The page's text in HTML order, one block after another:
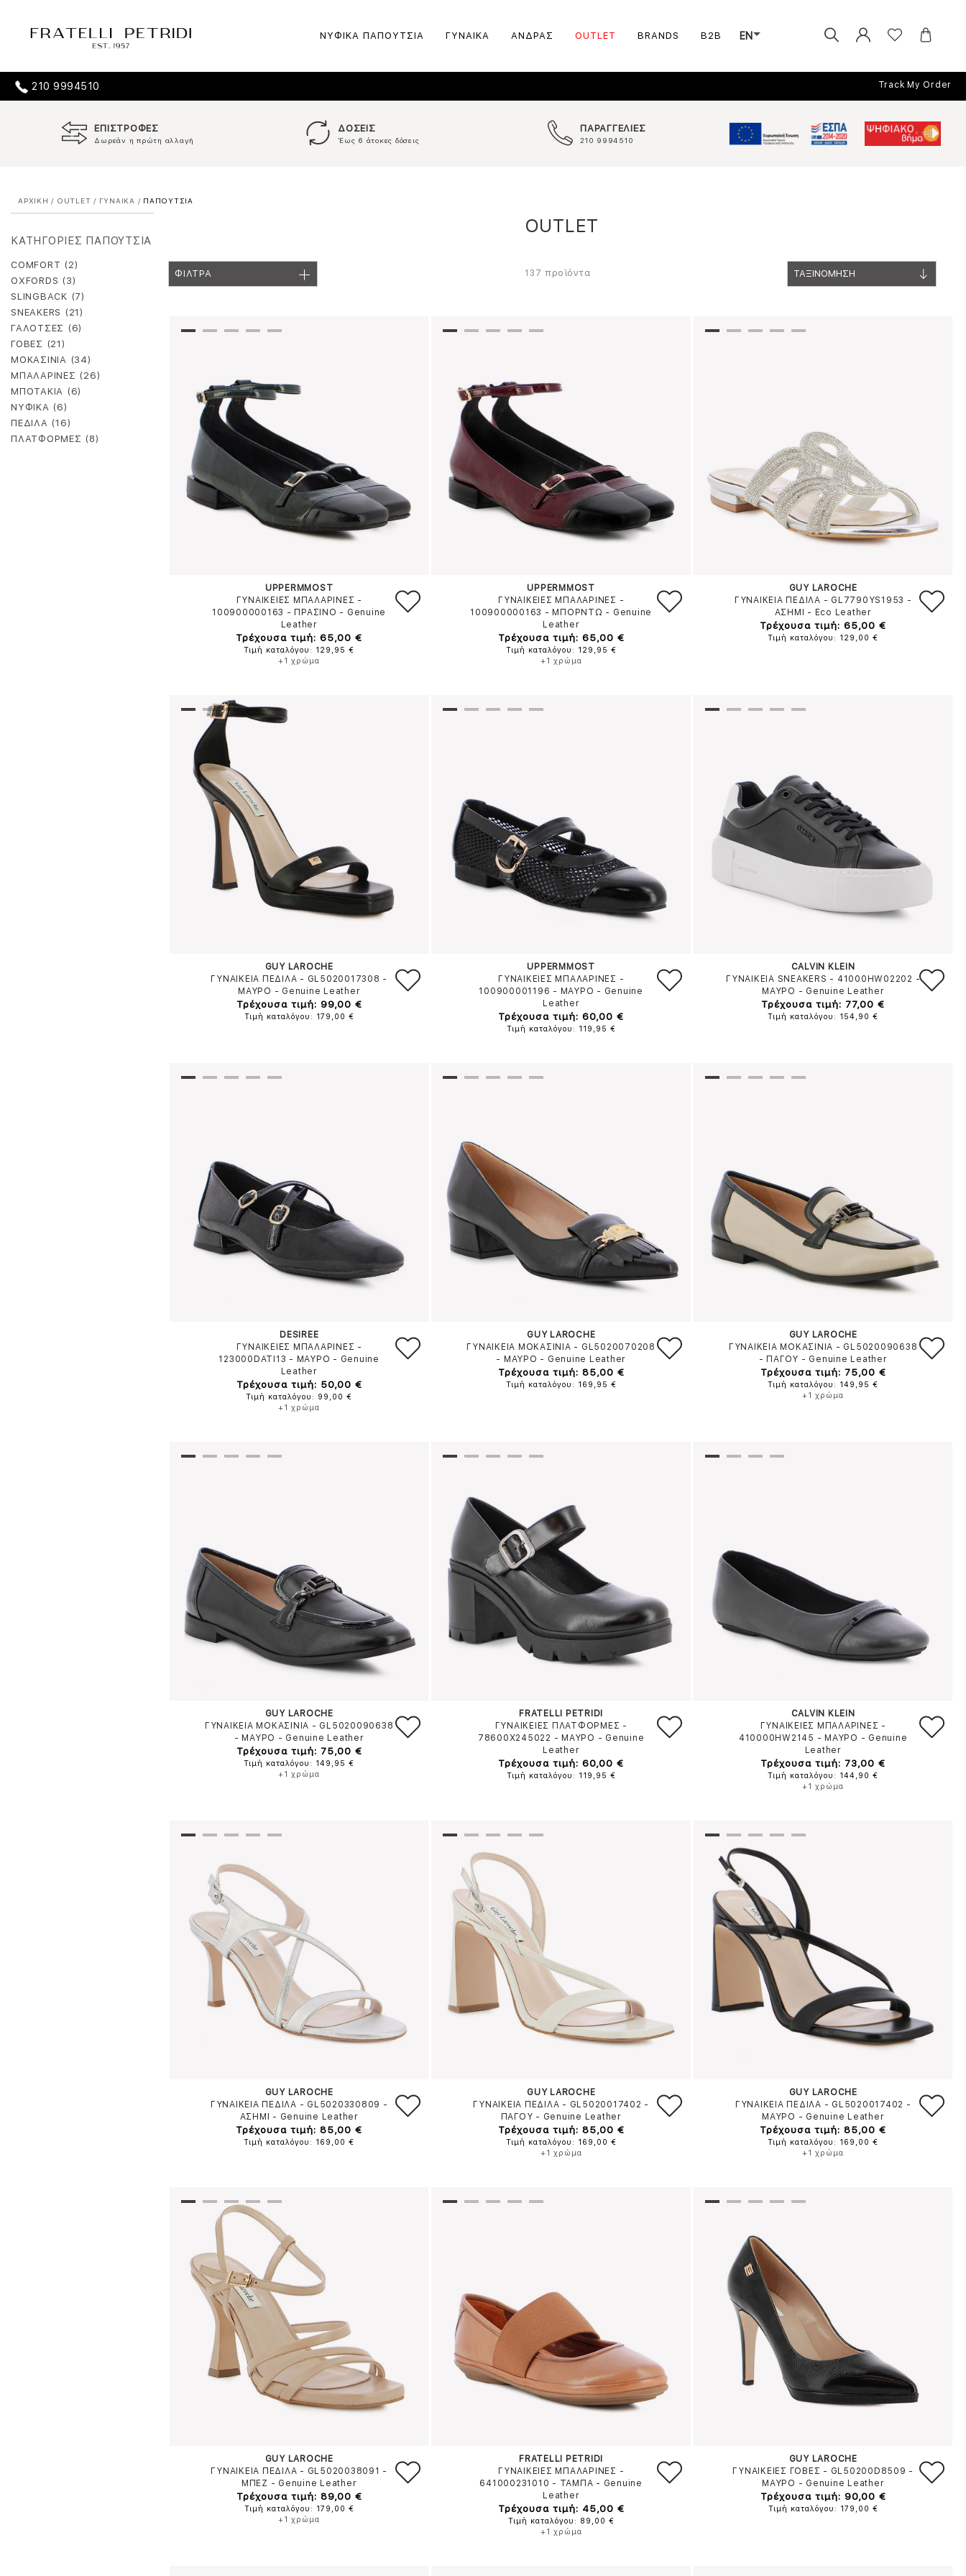
ΝΥΦΙΚΑ ΠΑΠΟΥΤΣΙΑ ΓΥΝΑΙΚΑ ΑΝΔΡΑΣ OUTLET BRANDS B2B EN
210 9994510 Track My Order
ΕΠΙΣΤΡΟΦΕΣ
Δωρεάν η πρώτη αλλαγή
ΔΟΣΕΙΣ
Έως 6 άτοκες δόσεις
ΠΑΡΑΓΓΕΛΙΕΣ
210 9994510
ΑΡΧΙΚΗ / OUTLET / ΓΥΝΑΙΚΑ / ΠΑΠΟΥΤΣΙΑ
ΚΑΤΗΓΟΡΙΕΣ ΠΑΠΟΥΤΣΙΑ
COMFORT (2)
OXFORDS (3)
SLINGBACK (7)
SNEAKERS (21)
ΓΑΛΟΤΣΕΣ (6)
ΓΟΒΕΣ (21)
ΜΟΚΑΣΙΝΙΑ (34)
ΜΠΑΛΑΡΙΝΕΣ (26)
ΜΠΟΤΑΚΙΑ (6)
ΝΥΦΙΚΑ (6)
ΠΕΔΙΛΑ (16)
ΠΛΑΤΦΟΡΜΕΣ (8)
OUTLET
ΦΙΛΤΡΑ 137 προϊόντα ΤΑΞΙΝΟΜΗΣΗ
UPPERMMOST
ΓΥΝΑΙΚΕΙΕΣ ΜΠΑΛΑΡΙΝΕΣ -
100900000163 - ΠΡΑΣΙΝΟ - Genuine
Leather
Τρέχουσα τιμή: 65,00 €
Τιμή καταλόγου: 129,95 €
+1 χρώμα
UPPERMMOST
ΓΥΝΑΙΚΕΙΕΣ ΜΠΑΛΑΡΙΝΕΣ -
100900000163 - ΜΠΟΡΝΤΩ - Genuine
Leather
Τρέχουσα τιμή: 65,00 €
Τιμή καταλόγου: 129,95 €
+1 χρώμα
GUY LAROCHE
ΓΥΝΑΙΚΕΙΑ ΠΕΔΙΛΑ - GL7790YS1953 -
ΑΣΗΜΙ
- Eco Leather
Τρέχουσα τιμή: 65,00 €
Τιμή καταλόγου: 129,00 €
GUY LAROCHE
ΓΥΝΑΙΚΕΙΑ ΠΕΔΙΛΑ - GL5020017308 -
ΜΑΥΡΟ - Genuine Leather
Τρέχουσα τιμή: 99,00 €
Τιμή καταλόγου: 179,00 €
UPPERMMOST
ΓΥΝΑΙΚΕΙΕΣ ΜΠΑΛΑΡΙΝΕΣ -
100900001196 - ΜΑΥΡΟ - Genuine
Leather
Τρέχουσα τιμή: 60,00 €
Τιμή καταλόγου: 119,95 €
CALVIN KLEIN
ΓΥΝΑΙΚΕΙΑ SNEAKERS - 41000HW02202 -
ΜΑΥΡΟ - Genuine Leather
Τρέχουσα τιμή: 77,00 €
Τιμή καταλόγου: 154,90 €
DESIREE
ΓΥΝΑΙΚΕΙΕΣ ΜΠΑΛΑΡΙΝΕΣ -
123000DATI13 - ΜΑΥΡΟ - Genuine
Leather
Τρέχουσα τιμή: 50,00 €
Τιμή καταλόγου: 99,00 €
+1 χρώμα
GUY LAROCHE
ΓΥΝΑΙΚΕΙΑ ΜΟΚΑΣΙΝΙΑ - GL5020070208
- ΜΑΥΡΟ - Genuine Leather
Τρέχουσα τιμή: 85,00 €
Τιμή καταλόγου: 169,95 €
GUY LAROCHE
ΓΥΝΑΙΚΕΙΑ ΜΟΚΑΣΙΝΙΑ - GL5020090638
- ΠΑΓΟΥ - Genuine Leather
Τρέχουσα τιμή: 75,00 €
Τιμή καταλόγου: 149,95 €
+1 χρώμα
GUY LAROCHE
ΓΥΝΑΙΚΕΙΑ ΜΟΚΑΣΙΝΙΑ - GL5020090638
- ΜΑΥΡΟ - Genuine Leather
Τρέχουσα τιμή: 75,00 €
Τιμή καταλόγου: 149,95 €
+1 χρώμα
FRATELLI PETRIDI
ΓΥΝΑΙΚΕΙΕΣ ΠΛΑΤΦΟΡΜΕΣ -
78600X245022 - ΜΑΥΡΟ - Genuine
Leather
Τρέχουσα τιμή: 60,00 €
Τιμή καταλόγου: 119,95 €
CALVIN KLEIN
ΓΥΝΑΙΚΕΙΕΣ ΜΠΑΛΑΡΙΝΕΣ -
410000HW2145 - ΜΑΥΡΟ - Genuine
Leather
Τρέχουσα τιμή: 73,00 €
Τιμή καταλόγου: 144,90 €
+1 χρώμα
GUY LAROCHE
ΓΥΝΑΙΚΕΙΑ ΠΕΔΙΛΑ - GL5020330809 -
ΑΣΗΜΙ
- Genuine Leather
Τρέχουσα τιμή: 85,00 €
Τιμή καταλόγου: 169,00 €
GUY LAROCHE
ΓΥΝΑΙΚΕΙΑ ΠΕΔΙΛΑ - GL5020017402 -
ΠΑΓΟΥ - Genuine Leather
Τρέχουσα τιμή: 85,00 €
Τιμή καταλόγου: 169,00 €
+1 χρώμα
GUY LAROCHE
ΓΥΝΑΙΚΕΙΑ ΠΕΔΙΛΑ - GL5020017402 -
ΜΑΥΡΟ - Genuine Leather
Τρέχουσα τιμή: 85,00 €
Τιμή καταλόγου: 169,00 €
+1 χρώμα
GUY LAROCHE
ΓΥΝΑΙΚΕΙΑ ΠΕΔΙΛΑ - GL5020038091 -
ΜΠΕΖ - Genuine Leather
Τρέχουσα τιμή: 89,00 €
Τιμή καταλόγου: 179,00 €
+1 χρώμα
FRATELLI PETRIDI
ΓΥΝΑΙΚΕΙΕΣ ΜΠΑΛΑΡΙΝΕΣ -
641000231010 - ΤΑΜΠΑ - Genuine
Leather
Τρέχουσα τιμή: 45,00 €
Τιμή καταλόγου: 89,00 €
+1 χρώμα
GUY LAROCHE
ΓΥΝΑΙΚΕΙΕΣ ΓΟΒΕΣ - GL50200D8509 -
ΜΑΥΡΟ - Genuine Leather
Τρέχουσα τιμή: 90,00 €
Τιμή καταλόγου: 179,00 €